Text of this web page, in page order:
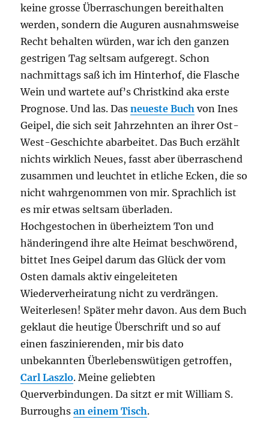
keine grosse Überraschungen bereithalten
werden, sondern die Auguren ausnahmsweise
Recht behalten würden, war ich den ganzen
gestrigen Tag seltsam aufgeregt. Schon
nachmittags saß ich im Hinterhof, die Flasche
Wein und wartete auf’s Christkind aka erste
Prognose. Und las. Dasneueste Buch von Ines
Geipel, die sich seit Jahrzehnten an ihrer Ost-
West-Geschichte abarbeitet. Das Buch erzählt
nichts wirklich Neues, fasst aber überraschend
zusammen und leuchtet in etliche Ecken, die so
nicht wahrgenommen von mir. Sprachlich ist
es mir etwas seltsam überladen.
Hochgestochen in überheiztem Ton und
händeringend ihre alte Heimat beschwörend,
bittet Ines Geipel darum das Glück der vom
Osten damals aktiv eingeleiteten
Wiederverheiratung nicht zu verdrängen.
Weiterlesen! Später mehr davon. Aus dem Buch
geklaut die heutige Überschrift und so auf
einen faszinierenden, mir bis dato
unbekannten Überlebenswütigen getroffen,
Carl Laszlo. Meine geliebten
Querverbindungen. Da sitzt er mit William S.
Burroughsan einem Tisch.